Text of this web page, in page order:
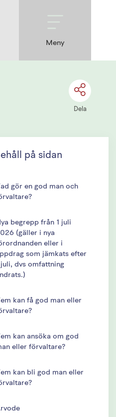
Meny
Dela
på sidan
gör en god man och
begrepp från 1 juli
(gäller i nya
eller i
som jämkats efter
juli, dvs omfattning
kan få god man eller
kan ansöka om god
eller förvaltare?
kan bli god man eller